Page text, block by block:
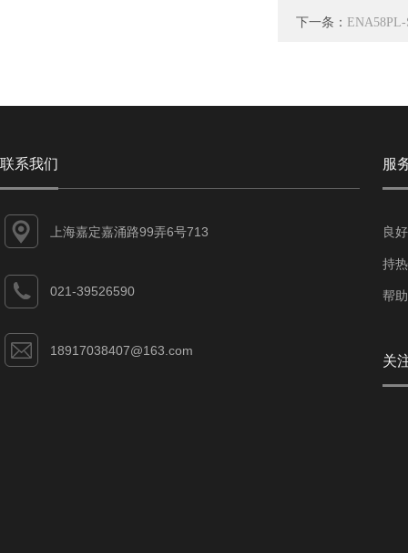
下一条：
联系我们
上海嘉定嘉涌路99弄6号713
021-39526590
18917038407@163.com
服
良
持
帮
关